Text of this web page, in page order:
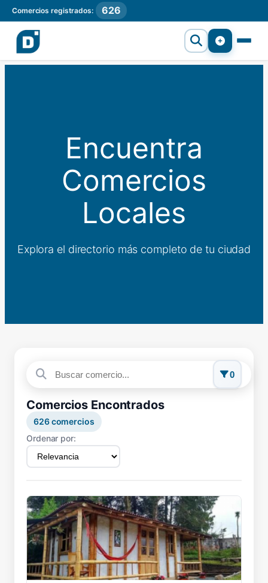
Comercios registrados: 626
Encuentra
Comercios
Locales
Explora el directorio más completo de tu ciudad
0
Comercios Encontrados
626comercios
Ordenar por: